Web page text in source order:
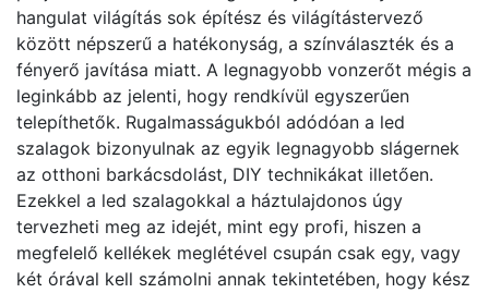
hangulat világítás sok építész és világítástervező
között népszerű a hatékonyság, a színválaszték és a
fényerő javítása miatt. A legnagyobb vonzerőt mégis a
leginkább az jelenti, hogy rendkívül egyszerűen
telepíthetők. Rugalmasságukból adódóan a led
szalagok bizonyulnak az egyik legnagyobb slágernek
az otthoni barkácsdolást, DIY technikákat illetően.
Ezekkel a led szalagokkal a háztulajdonos úgy
tervezheti meg az idejét, mint egy profi, hiszen a
megfelelő kellékek meglétével csupán csak egy, vagy
két órával kell számolni annak tekintetében, hogy kész